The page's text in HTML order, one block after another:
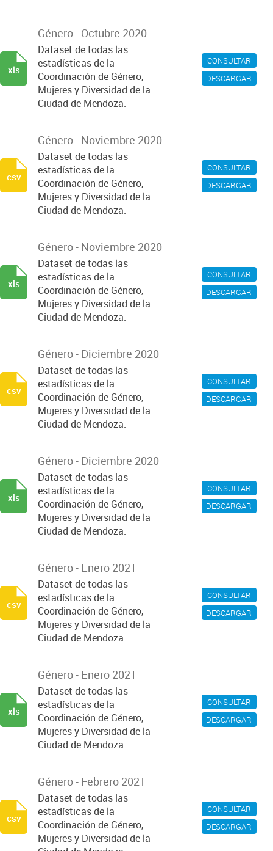
CONSULTAR
DESCARGAR
Género - Octubre 2020
Dataset de todas las
estadísticas de la
Coordinación de Género,
Mujeres y Diversidad de la
Ciudad de Mendoza.
xls
CONSULTAR
DESCARGAR
Género - Noviembre 2020
Dataset de todas las
estadísticas de la
Coordinación de Género,
Mujeres y Diversidad de la
Ciudad de Mendoza.
csv
CONSULTAR
DESCARGAR
Género - Noviembre 2020
Dataset de todas las
estadísticas de la
Coordinación de Género,
Mujeres y Diversidad de la
Ciudad de Mendoza.
xls
CONSULTAR
DESCARGAR
Género - Diciembre 2020
Dataset de todas las
estadísticas de la
Coordinación de Género,
Mujeres y Diversidad de la
Ciudad de Mendoza.
csv
CONSULTAR
DESCARGAR
Género - Diciembre 2020
Dataset de todas las
estadísticas de la
Coordinación de Género,
Mujeres y Diversidad de la
Ciudad de Mendoza.
xls
CONSULTAR
DESCARGAR
Género - Enero 2021
Dataset de todas las
estadísticas de la
Coordinación de Género,
Mujeres y Diversidad de la
Ciudad de Mendoza.
csv
CONSULTAR
DESCARGAR
Género - Enero 2021
Dataset de todas las
estadísticas de la
Coordinación de Género,
Mujeres y Diversidad de la
Ciudad de Mendoza.
xls
CONSULTAR
DESCARGAR
Género - Febrero 2021
Dataset de todas las
estadísticas de la
Coordinación de Género,
Mujeres y Diversidad de la
csv